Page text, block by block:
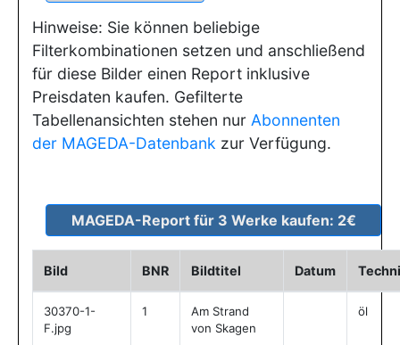
Hinweise: Sie können beliebige
Filterkombinationen setzen und anschließend
für diese Bilder einen Report inklusive
Preisdaten kaufen. Gefilterte
Tabellenansichten stehen nur Abonnenten
der MAGEDA-Datenbank zur Verfügung.
Bild BNR Bildtitel Datum
30370-1-
F.jpg
1
Am Strand
von Skagen
öl